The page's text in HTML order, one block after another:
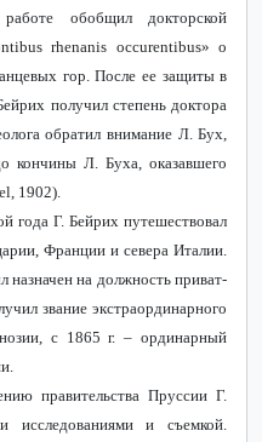
обобщил докторской
rhenanis occurentibus» о
гор. После ее защиты в
получил степень доктора
обратил внимание Л. Бух,
кончины Л. Буха, оказавшего
, 1902).
года Г. Бейрих путешествовал
Франции и севера Италии.
назначен на должность приват-
звание экстраординарного
с 1865 г. – ординарный
правительства Пруссии Г.
исследованиями и съемкой.